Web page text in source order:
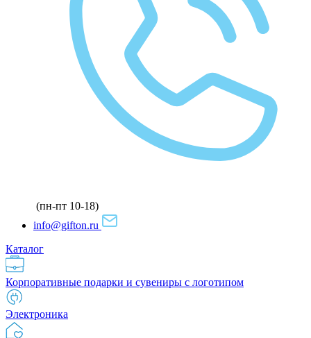
(пн-пт 10-18)
info@gifton.ru
Каталог
Корпоративные подарки и сувениры с логотипом
Электроника